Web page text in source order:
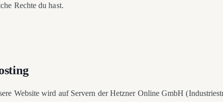
Rechte du hast.
Website wird auf Servern der Hetzner Online GmbH